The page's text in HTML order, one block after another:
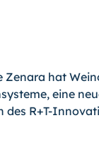
Zenara hat
eine
R+T-